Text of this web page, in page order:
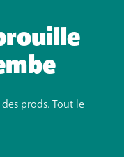
prods. Tout le